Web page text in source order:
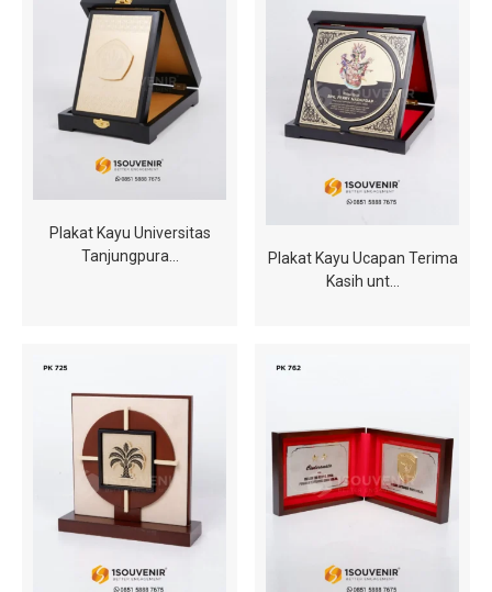
Plakat Kayu Universitas
Tanjungpura…
Plakat Kayu Ucapan Terima
Kasih unt…